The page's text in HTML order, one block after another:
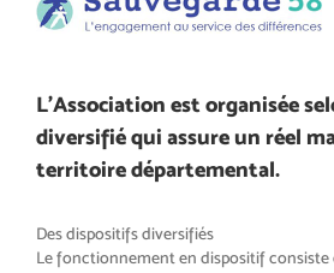
L’Association est organisée
diversifié qui assure un réel
territoire départemental.
Des dispositifs diversifiés
Le fonctionnement en dispositif consiste